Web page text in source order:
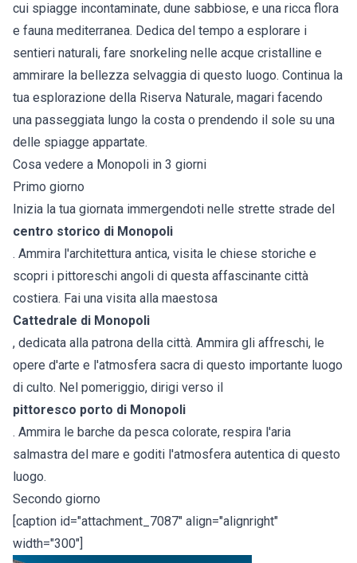
cui spiagge incontaminate, dune sabbiose, e una ricca flora
e fauna mediterranea. Dedica del tempo a esplorare i
sentieri naturali, fare snorkeling nelle acque cristalline e
ammirare la bellezza selvaggia di questo luogo. Continua la
tua esplorazione della Riserva Naturale, magari facendo
una passeggiata lungo la costa o prendendo il sole su una
delle spiagge appartate.
Cosa vedere a Monopoli in 3 giorni
Primo giorno
Inizia la tua giornata immergendoti nelle strette strade del
centro storico di Monopoli
. Ammira l'architettura antica, visita le chiese storiche e
scopri i pittoreschi angoli di questa affascinante città
costiera. Fai una visita alla maestosa
Cattedrale di Monopoli
, dedicata alla patrona della città. Ammira gli affreschi, le
opere d'arte e l'atmosfera sacra di questo importante luogo
di culto. Nel pomeriggio, dirigi verso il
pittoresco porto di Monopoli
. Ammira le barche da pesca colorate, respira l'aria
salmastra del mare e goditi l'atmosfera autentica di questo
luogo.
Secondo giorno
[caption id="attachment_7087" align="alignright"
width="300"]